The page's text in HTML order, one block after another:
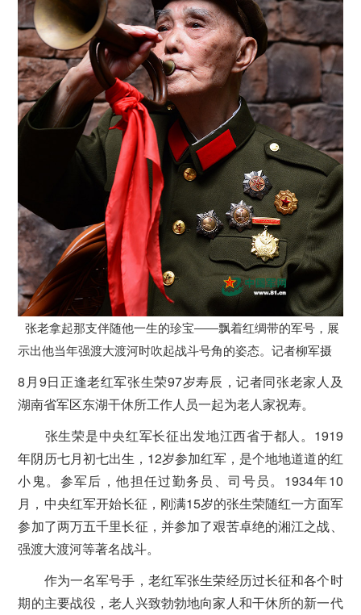
张老拿起那支伴随他一生的珍宝――飘着红绸带的军号，展
示出他当年强渡大渡河时吹起战斗号角的姿态。记者柳军摄
8月9日正逢老红军张生荣97岁寿辰，记者同张老家人及
湖南省军区东湖干休所工作人员一起为老人家祝寿。
张生荣是中央红军长征出发地江西省于都人。1919
年阴历七月初七出生，12岁参加红军，是个地地道道的红
小鬼。参军后，他担任过勤务员、司号员。1934年10
月，中央红军开始长征，刚满15岁的张生荣随红一方面军
参加了两万五千里长征，并参加了艰苦卓绝的湘江之战、
强渡大渡河等著名战斗。
作为一名军号手，老红军张生荣经历过长征和各个时
期的主要战役，老人兴致勃勃地向家人和干休所的新一代